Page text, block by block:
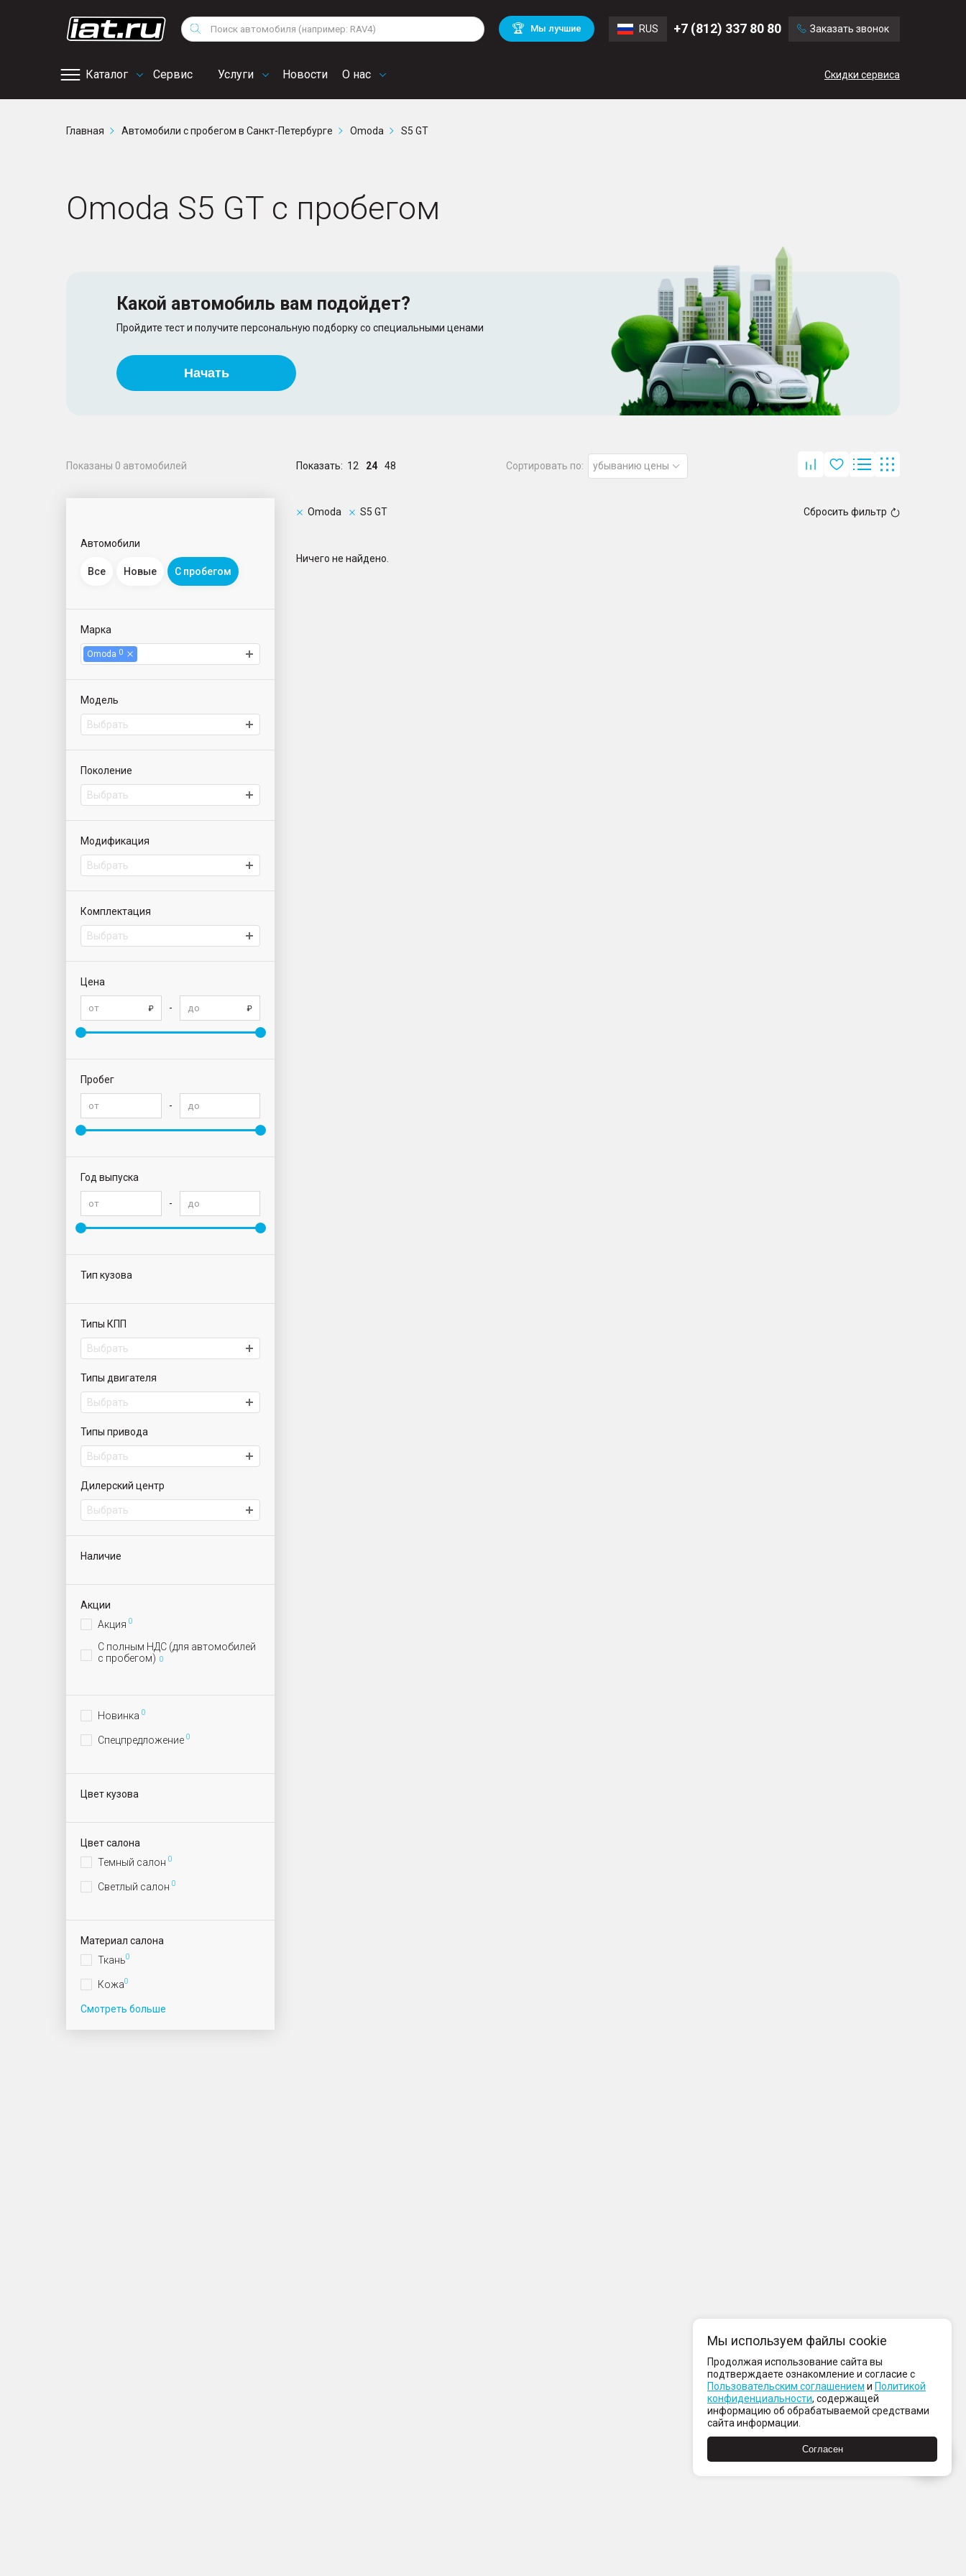
Поиск 🏆 Мы лучшие RUS +7 (812) 337 80 80 Заказать звонок
Каталог Сервис
сервис
Услуги Новости О нас Скидки сервиса
Снегоходы
Квадроциклы
Volkswagen
Mitsubishi BMW
Audi
Mercedes Benz Volvo
Главная Автомобили с пробегом в Санкт-Петербурге Omoda S5 GT
Omoda S5 GT с пробегом
Какой автомобиль вам подойдет?
Пройдите тест и получите персональную подборку со специальными ценами
Начать
Показаны 0 автомобилей
Автомобили
Все Новые С пробегом
Марка
Omoda 0
Модель
Выбрать
Поколение
Выбрать
Модификация
Выбрать
Комплектация
Выбрать
Цена
-
Пробег
-
Год выпуска
-
Тип кузова
Типы КПП
Выбрать
Типы двигателя
Выбрать
Типы привода
Выбрать
Дилерский центр
Выбрать
Наличие
Акции
Акция 0
С полным НДС (для автомобилей
с пробегом) 0
Новинка 0
Спецпредложение 0
Цвет кузова
Цвет салона
Темный салон 0
Светлый салон 0
Материал салона
Ткань0
Кожа0
Смотреть больше
Показать: 12 24 48 Сортировать по: убыванию цены
Omoda S5 GT Сбросить фильтр
Ничего не найдено.
Мы используем файлы cookie
Продолжая использование сайта вы
подтверждаете ознакомление и согласие с
Пользовательским соглашением и Политикой
конфиденциальности, содержащей
информацию об обрабатываемой средствами
сайта информации.
Согласен